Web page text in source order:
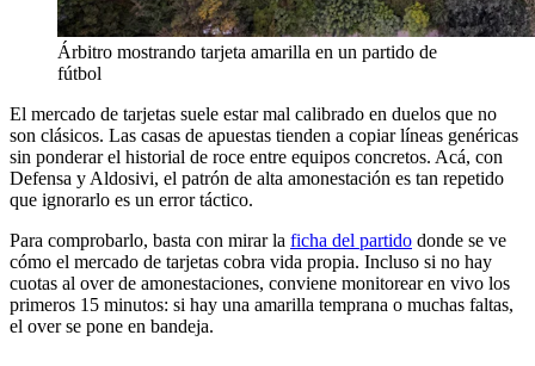
Árbitro mostrando tarjeta amarilla en un partido de
fútbol
El mercado de tarjetas suele estar mal calibrado en duelos que no
son clásicos. Las casas de apuestas tienden a copiar líneas genéricas
sin ponderar el historial de roce entre equipos concretos. Acá, con
Defensa y Aldosivi, el patrón de alta amonestación es tan repetido
que ignorarlo es un error táctico.
Para comprobarlo, basta con mirar la ficha del partido donde se ve
cómo el mercado de tarjetas cobra vida propia. Incluso si no hay
cuotas al over de amonestaciones, conviene monitorear en vivo los
primeros 15 minutos: si hay una amarilla temprana o muchas faltas,
el over se pone en bandeja.